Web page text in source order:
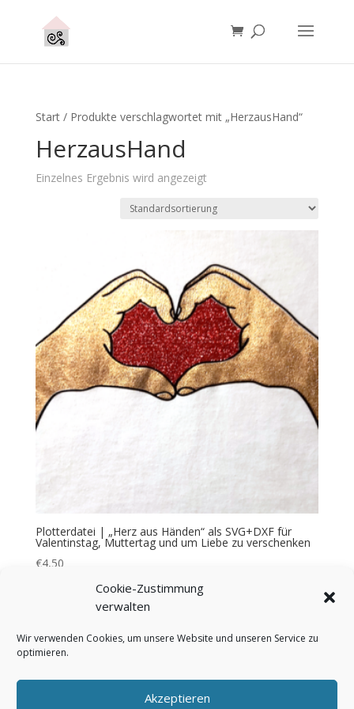
Cookie-Zustimmung
verwalten
Wir verwenden Cookies, um unsere Website und unseren Service zu
optimieren.
Akzeptieren
Start/ Produkte verschlagwortet mit „HerzausHand“
HerzausHand
Einzelnes Ergebnis wird angezeigt
Plotterdatei | „Herz aus Händen“ als SVG+DXF für
Valentinstag, Muttertag und um Liebe zu verschenken
€4,50
Bezahlung & Versand
AGB
Impressum Über mich
Kontakt
Cookie-Richtlinie (EU)